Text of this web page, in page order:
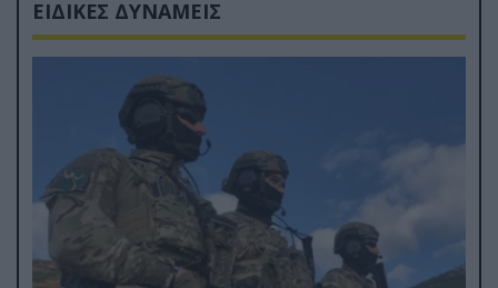
ΕΙΔΙΚΕΣ ΔΥΝΑΜΕΙΣ